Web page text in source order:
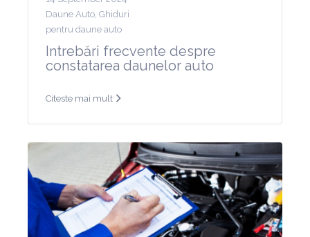
Daune Auto Ghiduri
pentru daune auto
Intrebări frecvente despre
constatarea daunelor auto
Citeste mai mult